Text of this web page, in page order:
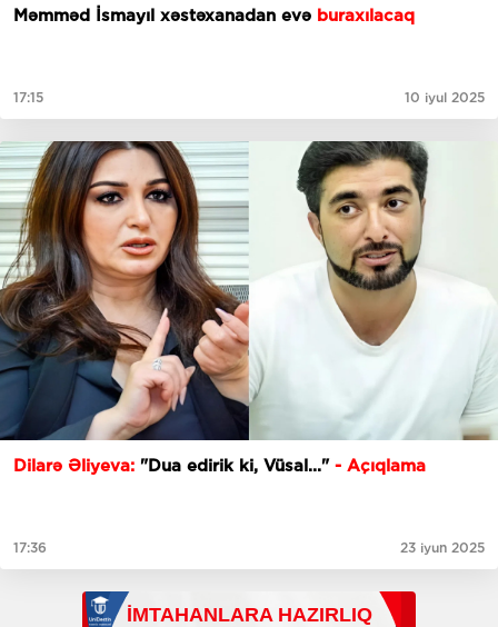
Məmməd İsmayıl xəstəxanadan evə buraxılacaq
17:15 10 iyul 2025
Dilarə Əliyeva: "Dua edirik ki, Vüsal..." - Açıqlama
17:36 23 iyun 2025